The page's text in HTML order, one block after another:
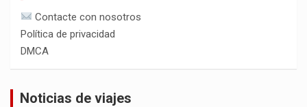
Contacte con nosotros
Política de privacidad
DMCA
Noticias de viajes